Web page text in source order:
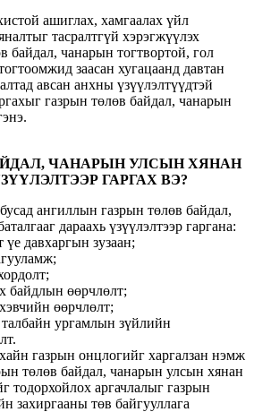
ашиглах, хамгаалах үйл
тасралтгүй хэрэгжүүлэх
байдал, чанарын тогтвортой, гол
заасан хугацаанд давтан
авсан анхны үзүүлэлтүүдтэй
газрын төлөв байдал, чанарын
ЧАНАРЫН УЛСЫН ХЯНАН
ГАРГАХ ВЭ?
ангиллын газрын төлөв байдал,
дараахь үзүүлэлтээр гаргана:
давхаргын зузаан;
байдлын өөрчлөлт;
өөрчлөлт;
ургамлын зүйлийн
газрын онцлогийг харгалзан нэмж
төлөв байдал, чанарын улсын хянан
тодорхойлох аргачлалыг газрын
захиргааны төв байгууллага